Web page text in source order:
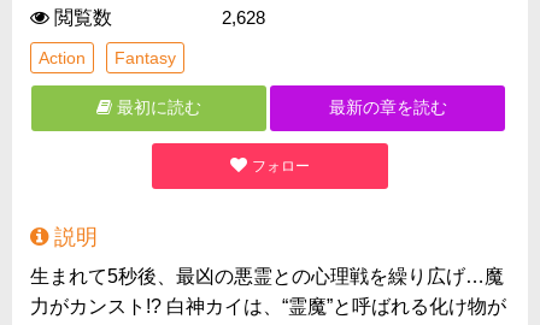
閲覧数
2,628
Action Fantasy
最初に読む 最新の章を読む
フォロー
説明
生まれて5秒後、最凶の悪霊との心理戦を繰り広げ…魔
力がカンスト!? 白神カイは、“霊魔”と呼ばれる化け物が